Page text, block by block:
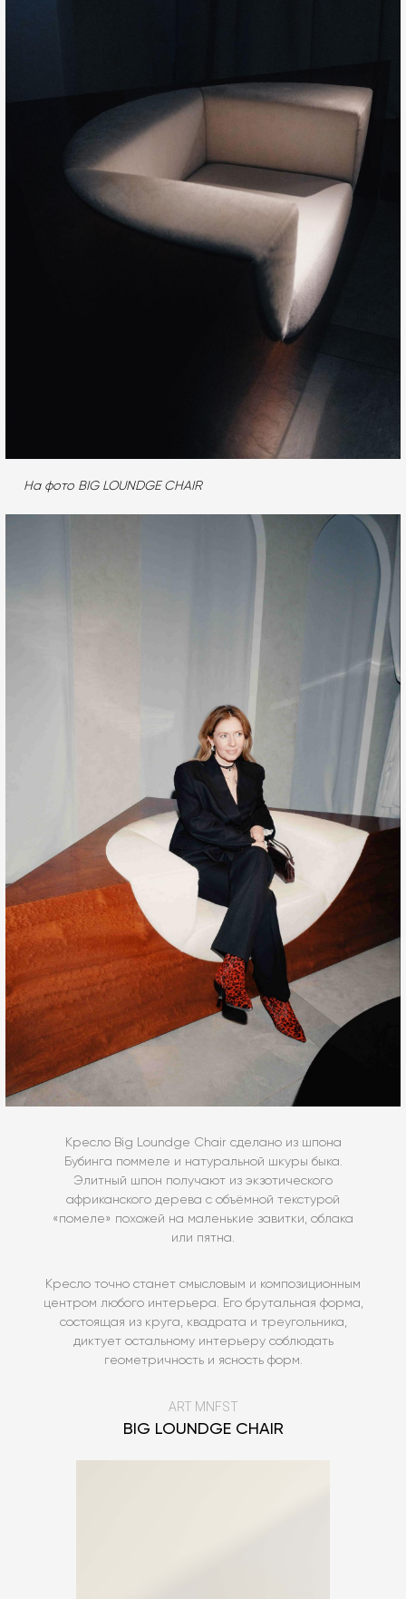
На фото BIG LOUNDGE CHAIR
Кресло Big Loundge Chair сделано из шпона
Бубинга поммеле и натуральной шкуры быка.
Элитный шпон получают из экзотического
африканского дерева с объёмной текстурой
«помеле» похожей на маленькие завитки, облака
или пятна.
Кресло точно станет смысловым и композиционным
центром любого интерьера. Его брутальная форма,
состоящая из круга, квадрата и треугольника,
диктует остальному интерьеру соблюдать
геометричность и ясность форм.
ART MNFST
BIG LOUNDGE CHAIR